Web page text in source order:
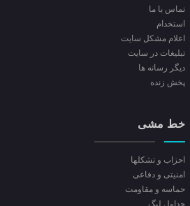
تماس با ما
استخدام
اعلام مشکل سایت
تبلیغات در سایت
ديگر رسانه ها
پخش زنده
خط مشی
احزاب و تشکلها
امنیتی و دفاعی
حماسه و مقاومت
جداول لیگ